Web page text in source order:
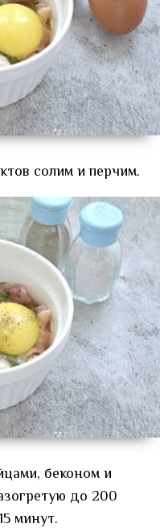
солим и перчим.
беконом и
до 200
минут.